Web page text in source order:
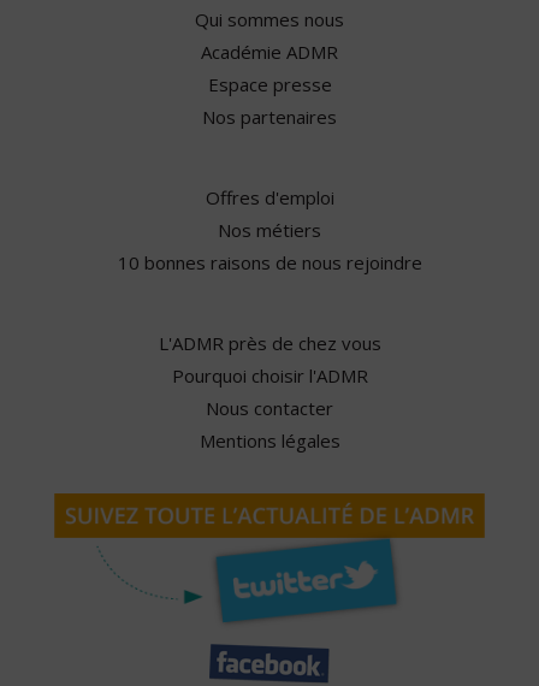
Qui sommes nous
Académie ADMR
Espace presse
Nos partenaires
Offres d'emploi
Nos métiers
10 bonnes raisons de nous rejoindre
L'ADMR près de chez vous
Pourquoi choisir l'ADMR
Nous contacter
Mentions légales